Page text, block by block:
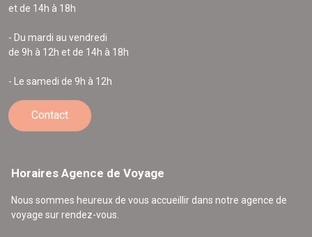
et de 14h à 18h
- Du mardi au vendredi
de 9h à 12h et de 14h à 18h
- Le samedi de 9h à 12h
Contact
Horaires Agence de Voyage
Nous sommes heureux de vous accueillir dans notre agence de
voyage sur rendez-vous.